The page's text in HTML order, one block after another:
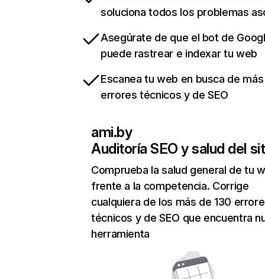
soluciona todos los problemas
Asegúrate de que el bot de
puede rastrear e indexar tu web
Escanea tu web en busca de
errores técnicos y de SEO
ami.by
Auditoría SEO y salud del
Comprueba la salud general de tu
frente a la competencia. Corrige
cualquiera de los más de 130
técnicos y de SEO que encuentra
herramienta